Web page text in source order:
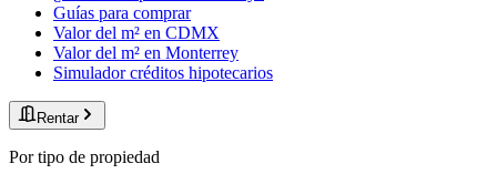
Guías para comprar
Valor del m² en CDMX
Valor del m² en Monterrey
Simulador créditos hipotecarios
Rentar
Por tipo de propiedad